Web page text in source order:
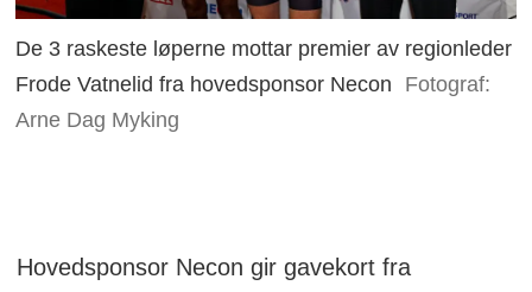
De 3 raskeste løperne mottar premier av regionleder
Frode Vatnelid fra hovedsponsor Necon
Fotograf:
Arne Dag Myking
Hovedsponsor Necon gir gavekort fra